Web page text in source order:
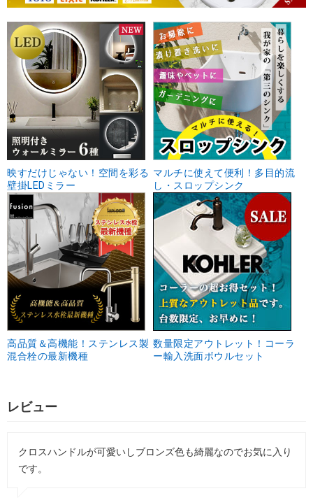
映すだけじゃない！空間を彩る
壁掛LEDミラー
マルチに使えて便利！多目的流
し・スロップシンク
高品質＆高機能！ステンレス製
混合栓の最新機種
数量限定アウトレット！コーラ
ー輸入洗面ボウルセット
レビュー
クロスハンドルが可愛いしブロンズ色も綺麗なのでお気に入り
です。